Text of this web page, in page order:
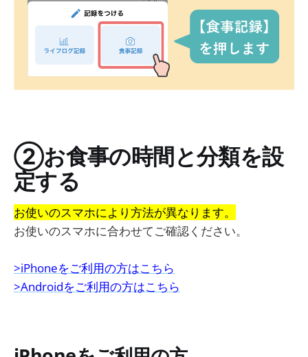
②お食事の時間と分類を設
定する
お使いのスマホにより方法が異なります。
お使いのスマホに合わせてご確認ください。
>iPhoneをご利用の方はこちら
>Androidをご利用の方はこちら